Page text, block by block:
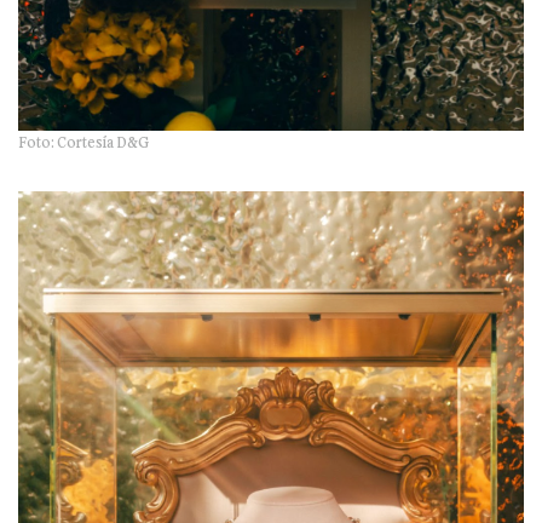
Foto: Cortesía D&G